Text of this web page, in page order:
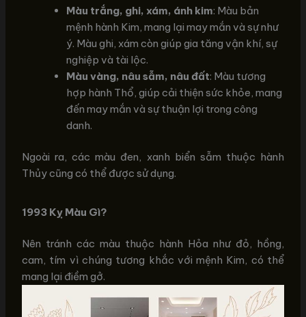
Màu trắng, ghi, xám, ánh kim: Màu bản
mệnh hành Kim, mang lại may mắn và sự như
ý. Màu ghi, xám còn giúp gia tăng vận khí, sự
nghiệp và tài lộc.
Màu vàng, nâu sẫm, nâu đất: Màu tương
hợp hành Thổ, giúp cải thiện sức khỏe, mang
đến may mắn và sự thuận lợi trong công
danh.
Ngoài ra, các màu đen, xanh biển sẫm thuộc hành
Thủy cũng có thể được sử dụng.
1993 Kỵ Màu Gì?
Nên tránh các màu thuộc hành Hỏa như đỏ, hồng,
cam, tím vì chúng tương khắc với mệnh Kim, có thể
mang lại điềm gở.